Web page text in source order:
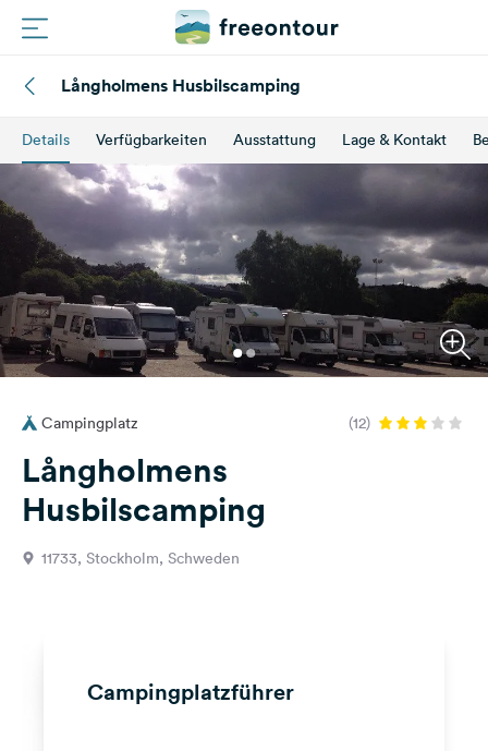
Routen
Plätze
Magazin
Partner
Registrieren
Einloggen
Fragen &
Feedback
Sprache:
Långholmens Husbilscamping
Details Verfügbarkeiten Ausstattung Lage & Kontakt
Campingplatz (12)
Långholmens
Husbilscamping
11733, Stockholm, Schweden
Campingplatzführer